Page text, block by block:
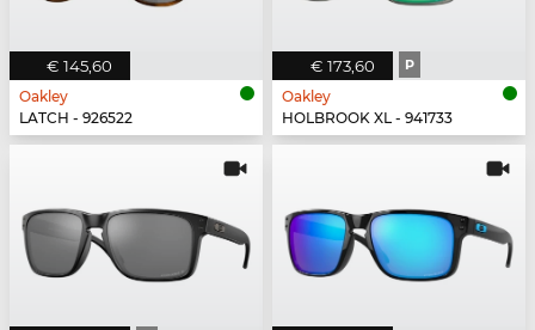
€ 145,60
Oakley
LATCH - 926522
€ 173,60 P
Oakley
HOLBROOK XL - 941733